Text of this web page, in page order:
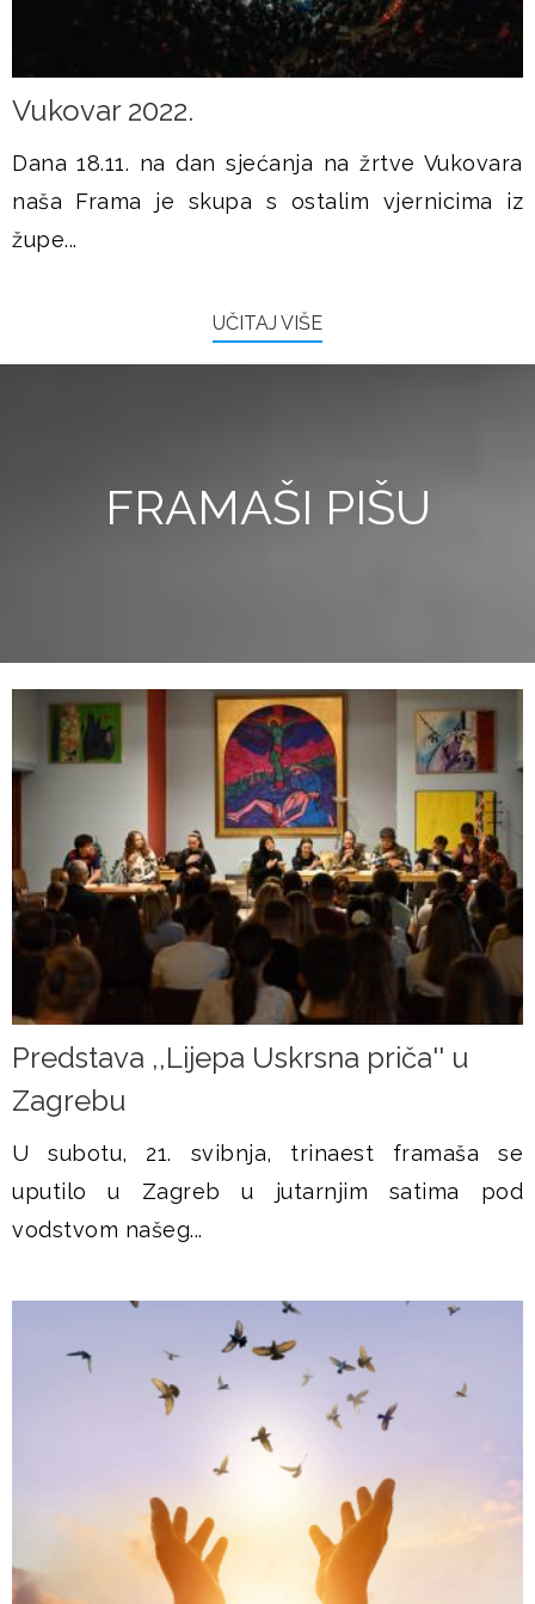
Vukovar 2022.
Dana 18.11. na dan sjećanja na žrtve Vukovara
naša Frama je skupa s ostalim vjernicima iz
župe...
UČITAJ VIŠE
FRAMAŠI PIŠU
Predstava ,,Lijepa Uskrsna priča'' u
Zagrebu
U subotu, 21. svibnja, trinaest framaša se
uputilo u Zagreb u jutarnjim satima pod
vodstvom našeg...